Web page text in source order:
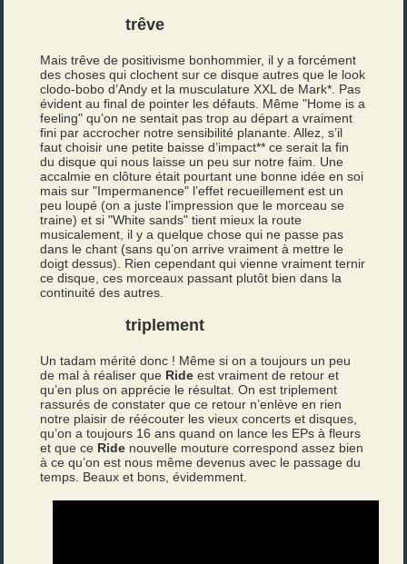
trêve
Mais trêve de positivisme bonhommier, il y a forcément
des choses qui clochent sur ce disque autres que le look
clodo-bobo d’Andy et la musculature XXL de Mark*. Pas
évident au final de pointer les défauts. Même "Home is a
feeling" qu’on ne sentait pas trop au départ a vraiment
fini par accrocher notre sensibilité planante. Allez, s’il
faut choisir une petite baisse d’impact** ce serait la fin
du disque qui nous laisse un peu sur notre faim. Une
accalmie en clôture était pourtant une bonne idée en soi
mais sur "Impermanence" l’effet recueillement est un
peu loupé (on a juste l’impression que le morceau se
traine) et si "White sands" tient mieux la route
musicalement, il y a quelque chose qui ne passe pas
dans le chant (sans qu’on arrive vraiment à mettre le
doigt dessus). Rien cependant qui vienne vraiment ternir
ce disque, ces morceaux passant plutôt bien dans la
continuité des autres.
triplement
Un tadam mérité donc ! Même si on a toujours un peu
de mal à réaliser que Ride est vraiment de retour et
qu’en plus on apprécie le résultat. On est triplement
rassurés de constater que ce retour n’enlève en rien
notre plaisir de réécouter les vieux concerts et disques,
qu’on a toujours 16 ans quand on lance les EPs à fleurs
et que ce Ride nouvelle mouture correspond assez bien
à ce qu’on est nous même devenus avec le passage du
temps. Beaux et bons, évidemment.